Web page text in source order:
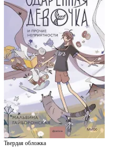
Твердая обложка